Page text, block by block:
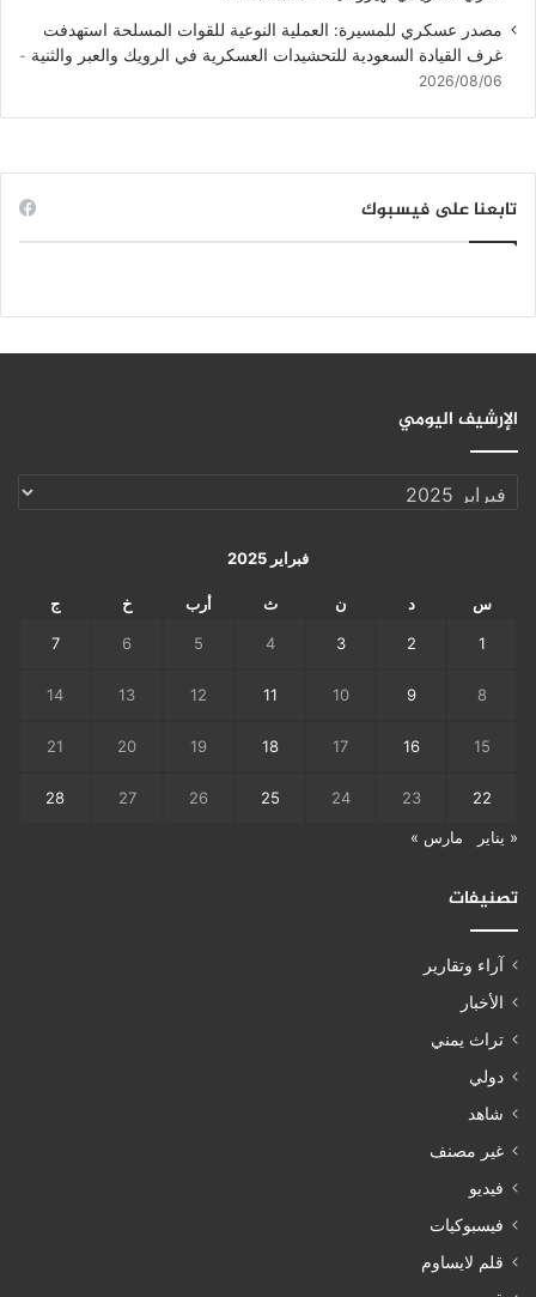
مصدر عسكري للمسيرة: العملية النوعية للقوات المسلحة استهدفت
غرف القيادة السعودية للتحشيدات العسكرية في الرويك والعبر والثنية
2026/08/06
تابعنا على فيسبوك
الإرشيف اليومي
الإرشيف
فبراير 2025
س د ن ث أرب خ ج
1
2
3
4
5
6
7
8
9
10
11
12
13
14
15
16
17
18
19
20
21
22
23
24
25
26
27
28
« يناير مارس »
تصنيفات
آراء وتقارير
الأخبار
تراث يمني
دولي
شاهد
غير مصنف
فيديو
فيسبوكيات
قلم لايساوم